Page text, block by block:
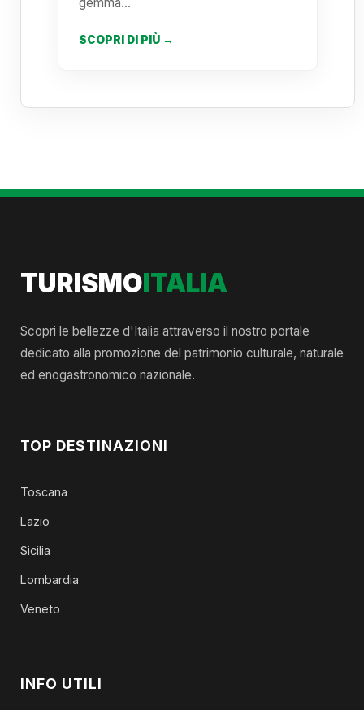
SCOPRI DI PIÙ →
TURISMOITALIA
Scopri le bellezze d'Italia attraverso il nostro portale
dedicato alla promozione del patrimonio culturale, naturale
ed enogastronomico nazionale.
TOP DESTINAZIONI
Toscana
Lazio
Sicilia
Lombardia
Veneto
INFO UTILI